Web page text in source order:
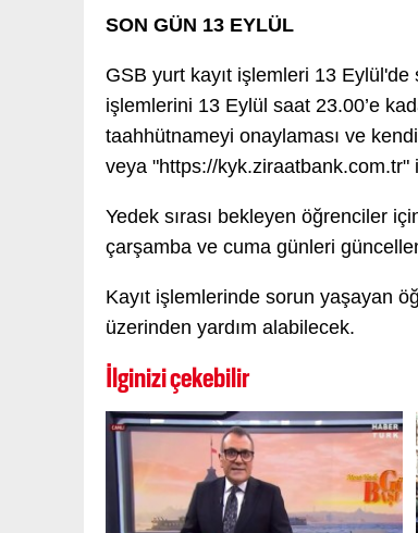
SON GÜN 13 EYLÜL
GSB yurt kayıt işlemleri 13
işlemlerini 13 Eylül saat 23.00’e
taahhütnameyi onaylaması ve
veya "https://kyk.ziraatbank.com.tr"
Yedek sırası bekleyen öğrenciler
çarşamba ve cuma günleri
Kayıt işlemlerinde sorun yaşayan
üzerinden yardım alabilecek.
İlginizi çekebilir